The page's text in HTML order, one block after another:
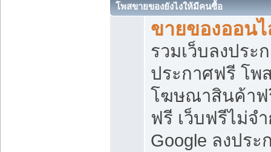
โพสขายของยังไงให้มีคนซื้อ
ขายของออน
รวมเว็บลงประ
ประกาศฟรี โพ
โฆษณาสินค้าฟ
ฟรี เว็บฟรีไม่จ
Google ลงปร